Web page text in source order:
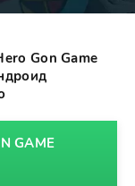
Gon Game
GAME